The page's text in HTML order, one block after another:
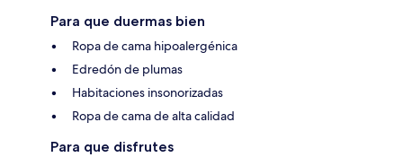
Para que duermas bien
Ropa de cama hipoalergénica
Edredón de plumas
Habitaciones insonorizadas
Ropa de cama de alta calidad
Para que disfrutes